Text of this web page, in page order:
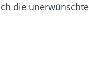
die unerwünschte